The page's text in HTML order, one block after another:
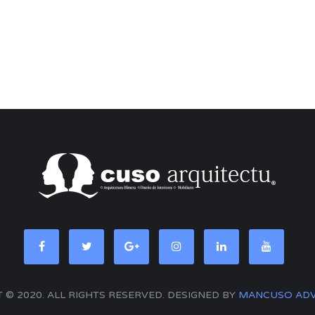
© 2020. ALL RIGHTS RESERVED. DESIGNED BY MANCUSO